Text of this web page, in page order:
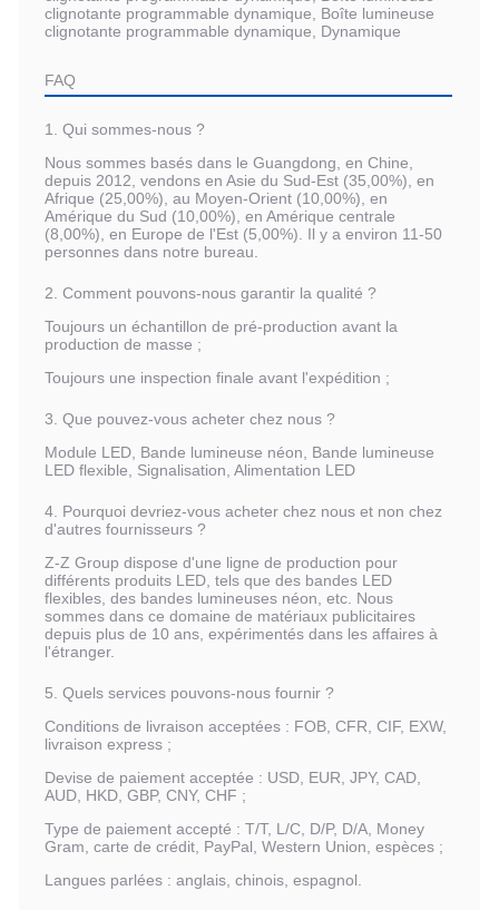
clignotante programmable dynamique, Boîte lumineuse
clignotante programmable dynamique, Dynamique
FAQ
1. Qui sommes-nous ?
Nous sommes basés dans le Guangdong, en Chine,
depuis 2012, vendons en Asie du Sud-Est (35,00%), en
Afrique (25,00%), au Moyen-Orient (10,00%), en
Amérique du Sud (10,00%), en Amérique centrale
(8,00%), en Europe de l'Est (5,00%). Il y a environ 11-50
personnes dans notre bureau.
2. Comment pouvons-nous garantir la qualité ?
Toujours un échantillon de pré-production avant la
production de masse ;
Toujours une inspection finale avant l'expédition ;
3. Que pouvez-vous acheter chez nous ?
Module LED, Bande lumineuse néon, Bande lumineuse
LED flexible, Signalisation, Alimentation LED
4. Pourquoi devriez-vous acheter chez nous et non chez
d'autres fournisseurs ?
Z-Z Group dispose d'une ligne de production pour
différents produits LED, tels que des bandes LED
flexibles, des bandes lumineuses néon, etc. Nous
sommes dans ce domaine de matériaux publicitaires
depuis plus de 10 ans, expérimentés dans les affaires à
l'étranger.
5. Quels services pouvons-nous fournir ?
Conditions de livraison acceptées : FOB, CFR, CIF, EXW,
livraison express ;
Devise de paiement acceptée : USD, EUR, JPY, CAD,
AUD, HKD, GBP, CNY, CHF ;
Type de paiement accepté : T/T, L/C, D/P, D/A, Money
Gram, carte de crédit, PayPal, Western Union, espèces ;
Langues parlées : anglais, chinois, espagnol.